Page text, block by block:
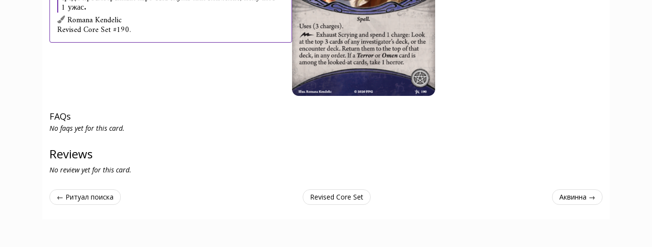
1 ужас.
Romana Kendelic
Revised Core Set #190.
FAQs
No faqs yet for this card.
Reviews
No review yet for this card.
← Ритуал поиска Revised Core Set Аквинна →